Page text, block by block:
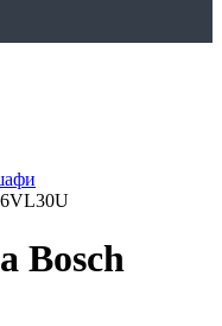
Bosch